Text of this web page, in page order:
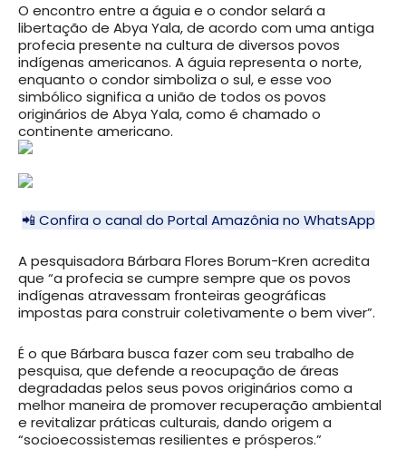
O encontro entre a águia e o condor selará a
libertação de Abya Yala, de acordo com uma antiga
profecia presente na cultura de diversos povos
indígenas americanos. A águia representa o norte,
enquanto o condor simboliza o sul, e esse voo
simbólico significa a união de todos os povos
originários de Abya Yala, como é chamado o
continente americano.
📲 Confira o canal do Portal Amazônia no WhatsApp
A pesquisadora Bárbara Flores Borum-Kren acredita
que “a profecia se cumpre sempre que os povos
indígenas atravessam fronteiras geográficas
impostas para construir coletivamente o bem viver”.
É o que Bárbara busca fazer com seu trabalho de
pesquisa, que defende a reocupação de áreas
degradadas pelos seus povos originários como a
melhor maneira de promover recuperação ambiental
e revitalizar práticas culturais, dando origem a
“socioecossistemas resilientes e prósperos.”